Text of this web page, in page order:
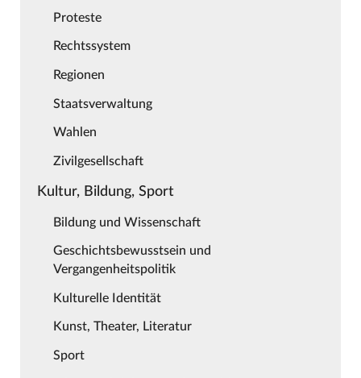
Proteste
Rechtssystem
Regionen
Staatsverwaltung
Wahlen
Zivilgesellschaft
Kultur, Bildung, Sport
Bildung und Wissenschaft
Geschichtsbewusstsein und
Vergangenheitspolitik
Kulturelle Identität
Kunst, Theater, Literatur
Sport